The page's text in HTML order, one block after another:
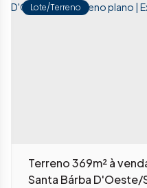
Lote/Terreno
Terreno 369m² à
Santa Bárba D'Oeste/